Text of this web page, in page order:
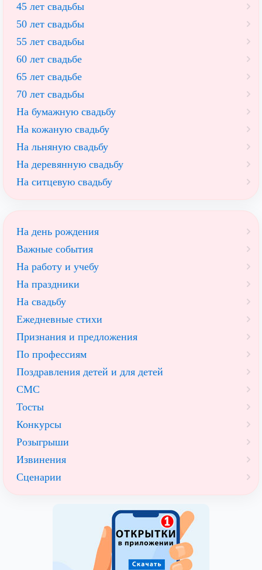
45 лет свадьбы
50 лет свадьбы
55 лет свадьбы
60 лет свадьбе
65 лет свадьбе
70 лет свадьбы
На бумажную свадьбу
На кожаную свадьбу
На льняную свадьбу
На деревянную свадьбу
На ситцевую свадьбу
На день рождения
Важные события
На работу и учебу
На праздники
На свадьбу
Ежедневные стихи
Признания и предложения
По профессиям
Поздравления детей и для детей
СМС
Тосты
Конкурсы
Розыгрыши
Извинения
Сценарии